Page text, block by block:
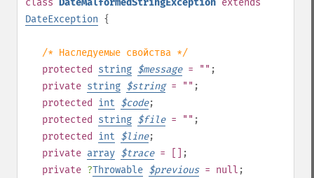
class DateMalformedStringException extends
DateException {
/* Наследуемые свойства */
protected
string $message= "" ;
private string $string= "" ;
protected
int $code;
protected
string $file= "" ;
protected
int $line;
private array $trace= []
;
private ?Throwable $previous= null ;